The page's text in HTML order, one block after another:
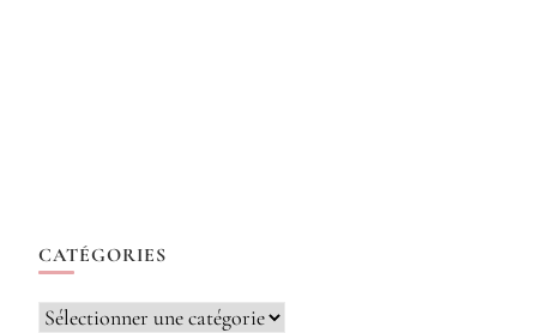
CATÉGORIES
Catégories